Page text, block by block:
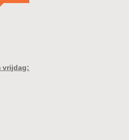
vrijdag: